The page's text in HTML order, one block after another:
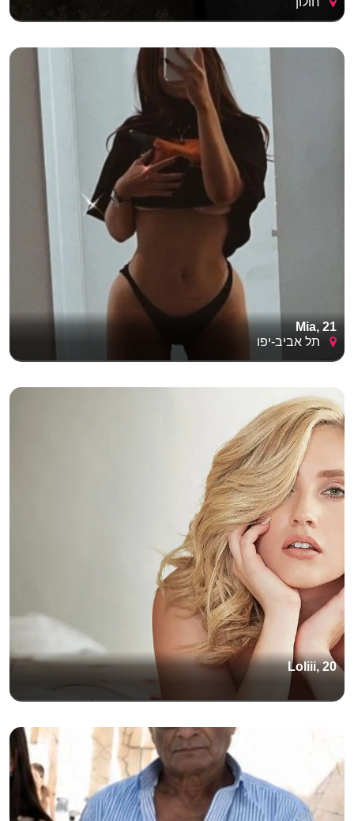
להרפתקה סוערת. היכולת לשלוט במינון שבין נימוס בסיסי לבין
פלירטוט נועז היא זו שמפרידה בין אלו שרק מתכתבים לבין אלו
Mia, 21
תל אביב-יפו
Loliii, 20